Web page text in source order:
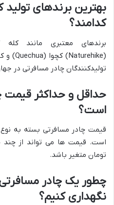
بهترین برندهای
کدامند؟
تولیدکنندگان چادر مسافرتی در
حداقل و حداکثر قیمت
است؟
قیمت چادر مسافرتی بسته به
است. قیمت ها می تواند از چند
تومان متغیر باشد.
چطور یک چادر
نگهداری کنیم؟